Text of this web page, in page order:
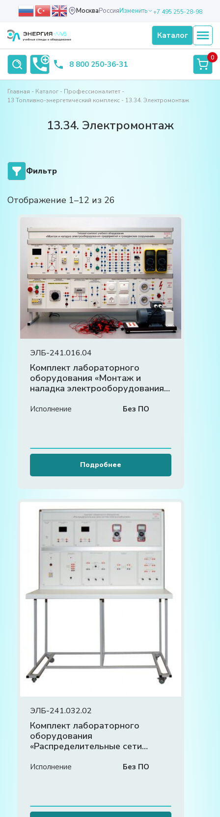
МоскваРоссияИзменить +7 495 255-28-98
Каталог
8 800 250-36-31
0
Главная Каталог
Профессионалитет
13 Топливно-энергетический комплекс
13.34. Электромонтаж
13.34. Электромонтаж
Фильтр
Отображение 1–12 из 26
ЭЛБ-241.016.04
Комплект лабораторного
оборудования «Монтаж и
наладка электрооборудования
сооружений»
Исполнение Без ПО
Подробнее
ЭЛБ-241.032.02
Комплект лабораторного
оборудования
«Распределительные сети
Исполнение Без ПО